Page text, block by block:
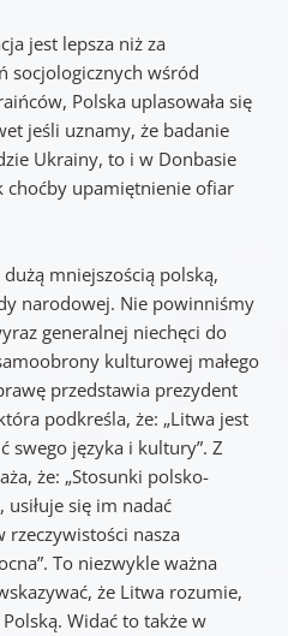
jest lepsza niż za
socjologicznych wśród
Polska uplasowała się
jeśli uznamy, że badanie
Ukrainy, to i w Donbasie
choćby upamiętnienie ofiar
mniejszością polską,
narodowej. Nie powinniśmy
generalnej niechęci do
kulturowej małego
przedstawia prezydent
podkreśla, że: „Litwa jest
swego języka i kultury”. Z
że: „Stosunki polsko-
się im nadać
nasza
To niezwykle ważna
że Litwa rozumie,
Widać to także w